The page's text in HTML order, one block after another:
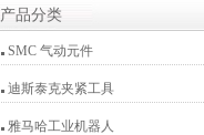
产品分类
SMC 气动元件
迪斯泰克夹紧工具
雅马哈工业机器人